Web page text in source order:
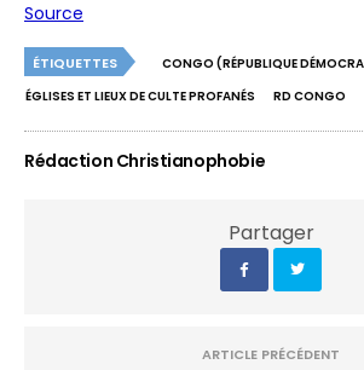
Source
ÉTIQUETTES
CONGO (RÉPUBLIQUE
ÉGLISES ET LIEUX DE CULTE PROFANÉS
RD CONGO
Rédaction Christianophobie
Partager
ARTICLE PRÉCÉDENT